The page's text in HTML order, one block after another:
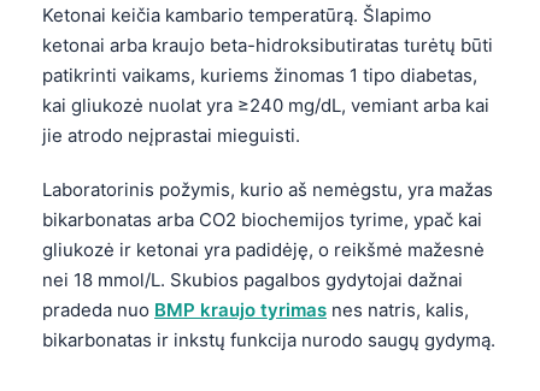
Ketonai keičia kambario temperatūrą. Šlapimo
ketonai arba kraujo beta-hidroksibutiratas turėtų būti
patikrinti vaikams, kuriems žinomas 1 tipo diabetas,
kai gliukozė nuolat yra ≥240 mg/dL, vemiant arba kai
jie atrodo neįprastai mieguisti.
Laboratorinis požymis, kurio aš nemėgstu, yra mažas
bikarbonatas arba CO2 biochemijos tyrime, ypač kai
gliukozė ir ketonai yra padidėję, o reikšmė mažesnė
nei 18 mmol/L. Skubios pagalbos gydytojai dažnai
pradeda nuo BMP kraujo tyrimas nes natris, kalis,
bikarbonatas ir inkstų funkcija nurodo saugų gydymą.
Latviešu valoda
Македонски јазик
Euskara
Gàidhlig
Occitan
العربية المغربية
Afrikaans
Монгол